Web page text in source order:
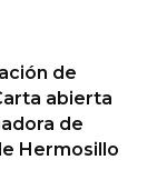
de
abierta
de
Hermosillo